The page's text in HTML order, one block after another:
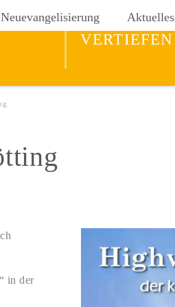
Neuevangelisierung Aktuelles
GLAUBEN
VERTIEFEN
in der